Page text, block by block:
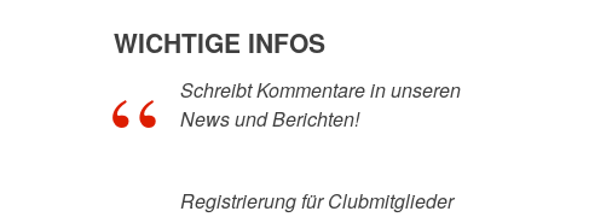
WICHTIGE INFOS
Schreibt Kommentare in unseren
News und Berichten!
Registrierung für Clubmitglieder